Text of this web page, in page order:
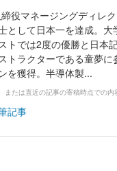
役マネージングディレク
として日本一を達成。
トでは2度の優勝と日本
トラクターである童夢
を獲得。半導体製...
または直近の記事の寄稿時点での内
記事